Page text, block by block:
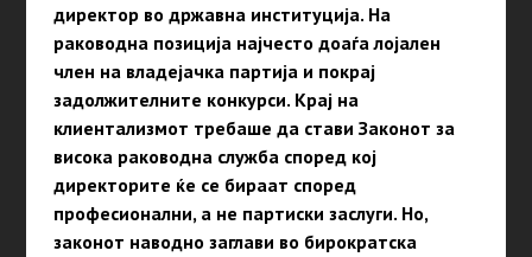
директор во државна институција. На
раководна позиција најчесто доаѓа лојален
член на владејачка партија и покрај
задолжителните конкурси. Крај на
клиентализмот требаше да стави Законот за
висока раководна служба според кој
директорите ќе се бираат според
професионални, а не партиски заслуги. Но,
законот наводно заглави во бирократска